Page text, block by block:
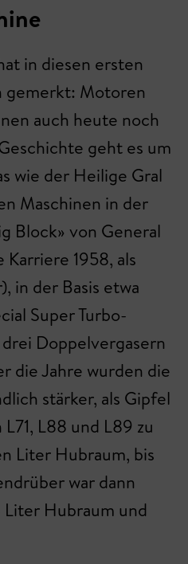
in diesen ersten
gemerkt: Motoren
auch heute noch
geht es um
wie der Heilige Gral
Maschinen in der
Block» von General
1958, als
in der Basis etwa
Super Turbo-
Doppelvergasern
die Jahre wurden die
stärker, als Gipfel
L88 und L89 zu
Liter Hubraum, bis
war dann
Liter Hubraum und